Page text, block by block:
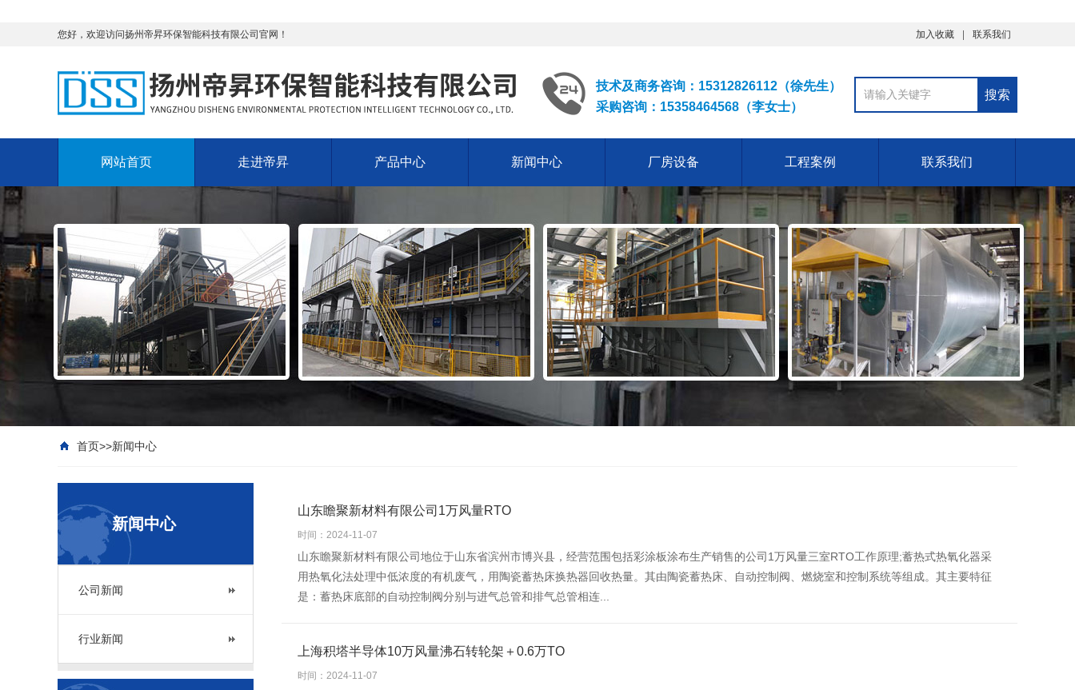
您好，欢迎访问扬州帝昇环保智能科技有限公司官网！ 加入收藏 联系我们
技术及商务咨询：15312826112（徐先生）
采购咨询：15358464568（李女士）
网站首页 走进帝昇 产品中心 新闻中心 厂房设备 工程案例 联系我们
首页>>新闻中心
新闻中心
公司新闻
行业新闻
山东瞻聚新材料有限公司1万风量RTO
时间：2024-11-07
山东瞻聚新材料有限公司地位于山东省滨州市博兴县，经营范围包括彩涂板涂布生产销售的公司1万风量三室RTO工作原理;蓄热式热氧化器采
用热氧化法处理中低浓度的有机废气，用陶瓷蓄热床换热器回收热量。其由陶瓷蓄热床、自动控制阀、燃烧室和控制系统等组成。其主要特征
是：蓄热床底部的自动控制阀分别与进气总管和排气总管相连...
上海积塔半导体10万风量沸石转轮架＋0.6万TO
时间：2024-11-07